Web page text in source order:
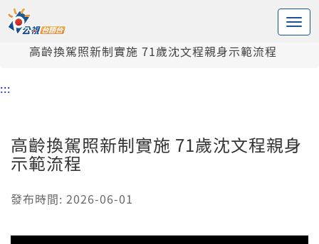
中央內容區塊
頭頁
高齡換駕照新制實施 71歲沈文程親身示範流程
:::
高齡換駕照新制實施 71歲沈文程親身
示範流程
發布時間: 2026-06-01